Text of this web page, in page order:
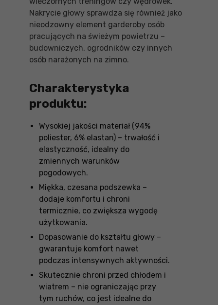
Nakrycie głowy sprawdza się również jako
nieodzowny element garderoby osób
pracujących na świeżym powietrzu –
budowniczych, ogrodników czy innych
osób narażonych na zimno.
Charakterystyka
produktu:
Wysokiej jakości materiał (94%
poliester, 6% elastan) – trwałość i
elastyczność, idealny do
zmiennych warunków
pogodowych.
Miękka, czesana podszewka –
dodaje komfortu i chroni
termicznie, co zwiększa wygodę
użytkowania.
Dopasowanie do kształtu głowy –
gwarantuje komfort nawet
podczas intensywnych aktywności.
Skutecznie chroni przed chłodem i
wiatrem – nie ograniczając przy
tym ruchów, co jest idealne do